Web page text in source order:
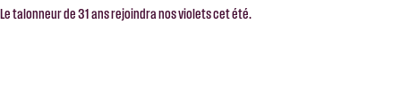
Le talonneur de 31 ans rejoindra nos violets cet été.